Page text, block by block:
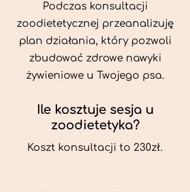
Podczas konsultacji
zoodietetycznej przeanalizuję
plan działania, który pozwoli
zbudować zdrowe nawyki
żywieniowe u Twojego psa.
Ile kosztuje sesja u
zoodietetyka?
Koszt konsultacji to 230zł.